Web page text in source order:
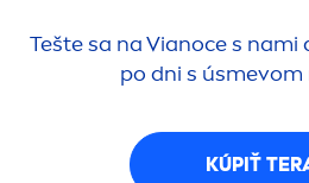
Tešte sa na Vianoce s
po dni s úsmevom
KÚPIŤ